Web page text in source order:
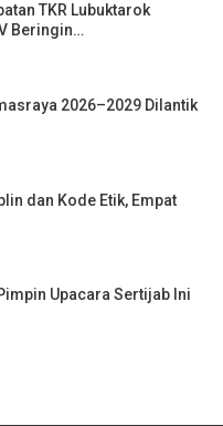
TKR Lubuktarok
Beringin…
2026–2029 Dilantik
dan Kode Etik, Empat
Upacara Sertijab Ini